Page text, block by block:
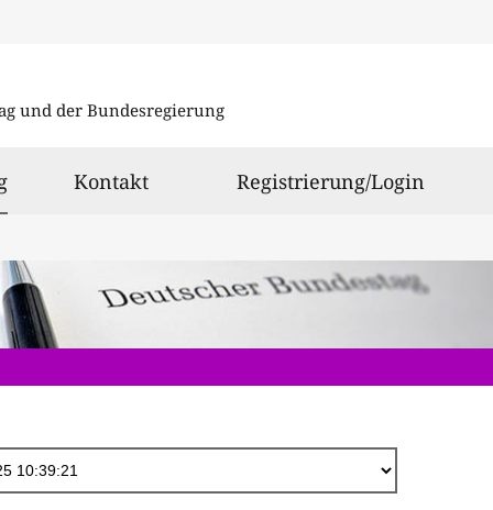
und der Bundesregierung
ausgewählt
Kontakt Registrierung/Login